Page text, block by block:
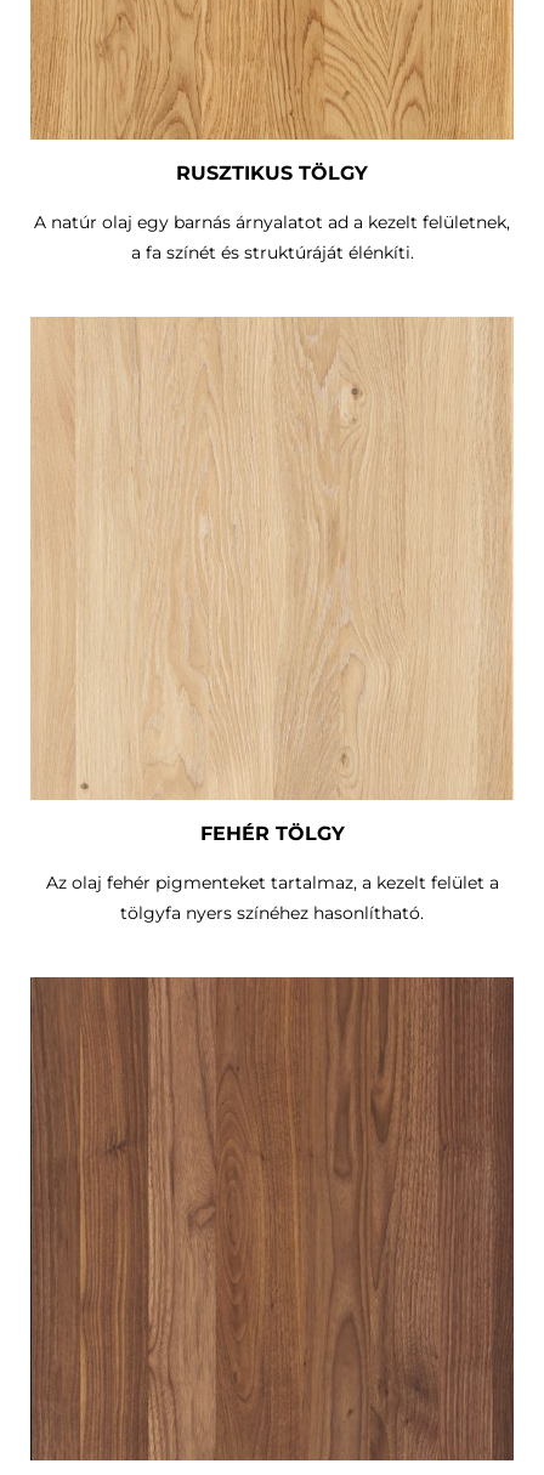
RUSZTIKUS TÖLGY
A natúr olaj egy barnás árnyalatot ad a kezelt felületnek,
a fa színét és struktúráját élénkíti.
FEHÉR TÖLGY
Az olaj fehér pigmenteket tartalmaz, a kezelt felület a
tölgyfa nyers színéhez hasonlítható.